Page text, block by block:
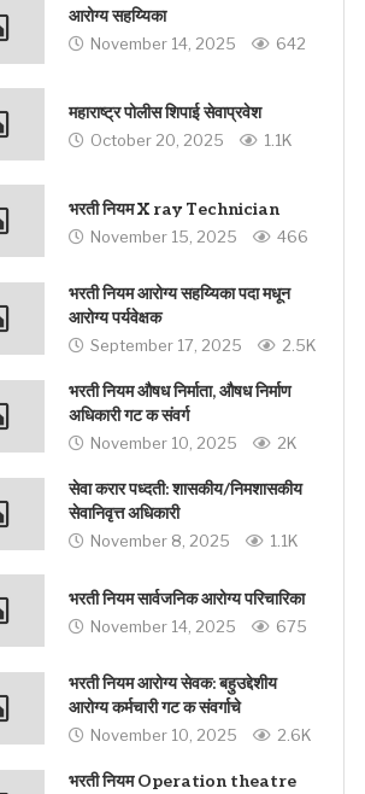
आरोग्य सहय्यिका
November 14, 2025 642
महाराष्ट्र पोलीस शिपाई सेवाप्रवेश
October 20, 2025 1.1K
भरती नियम X ray Technician
November 15, 2025 466
भरती नियम आरोग्य सहय्यिका पदा मधून
आरोग्य पर्यवेक्षक
September 17, 2025 2.5K
भरती नियम औषध निर्माता, औषध निर्माण
अधिकारी गट क संवर्ग
November 10, 2025 2K
सेवा करार पध्दती: शासकीय/निमशासकीय
सेवानिवृत्त अधिकारी
November 8, 2025 1.1K
भरती नियम सार्वजनिक आरोग्य परिचारिका
November 14, 2025 675
भरती नियम आरोग्य सेवक: बहुउद्देशीय
आरोग्य कर्मचारी गट क संवर्गाचे
November 10, 2025 2.6K
भरती नियम Operation theatre